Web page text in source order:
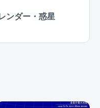
ンダー・惑星